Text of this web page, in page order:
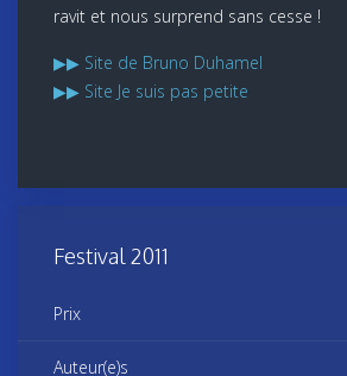
ravit et nous surprend sans cesse !
▶▶ Site de Bruno Duhamel
▶▶ Site Je suis pas petite
Festival 2011
Prix
Auteur(e)s